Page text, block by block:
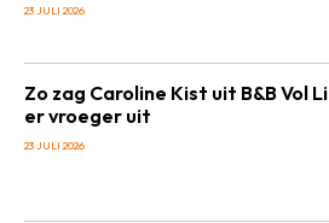
23 JULI 2026
Zo zag Caroline Kist uit B&B Vol
er vroeger uit
23 JULI 2026